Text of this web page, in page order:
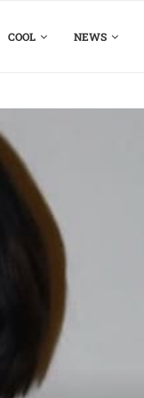
COOL NEWS